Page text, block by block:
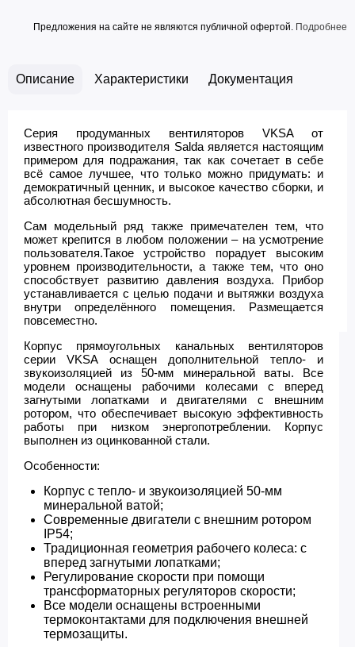
Предложения на сайте не являются публичной офертой. Подробнее
Описание Характеристики Документация
Серия продуманных вентиляторов VKSA от
известного производителя Salda является настоящим
примером для подражания, так как сочетает в себе
всё самое лучшее, что только можно придумать: и
демократичный ценник, и высокое качество сборки, и
абсолютная бесшумность.
Сам модельный ряд также примечателен тем, что
может крепится в любом положении – на усмотрение
пользователя.Такое устройство порадует высоким
уровнем производительности, а также тем, что оно
способствует развитию давления воздуха. Прибор
устанавливается с целью подачи и вытяжки воздуха
внутри определённого помещения. Размещается
повсеместно.
Корпус прямоугольных канальных вентиляторов
серии VKSA оснащен дополнительной тепло- и
звукоизоляцией из 50-мм минеральной ваты. Все
модели оснащены рабочими колесами с вперед
загнутыми лопатками и двигателями с внешним
ротором, что обеспечивает высокую эффективность
работы при низком энергопотреблении. Корпус
выполнен из оцинкованной стали.
Особенности:​
Корпус с тепло- и звукоизоляцией 50-мм
минеральной ватой;
Современные двигатели с внешним ротором
IP54;
Традиционная геометрия рабочего колеса: с
вперед загнутыми лопатками;
Регулирование скорости при помощи
трансформаторных регуляторов скорости;
Все модели оснащены встроенными
термоконтактами для подключения внешней
термозащиты.